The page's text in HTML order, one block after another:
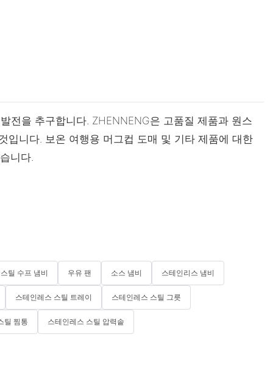
전을 추구합니다. ZHENNENG은 고품질 제품과 원스
입니다. 보온 여행용 머그컵 도매 및 기타 제품에 대한
니다.
틸 수프 냄비 우유 팬 소스 냄비 스테인리스 냄비
스테인레스 스틸 트레이 스테인레스 스틸 그릇
틸 찜통 스테인레스 스틸 압력솥